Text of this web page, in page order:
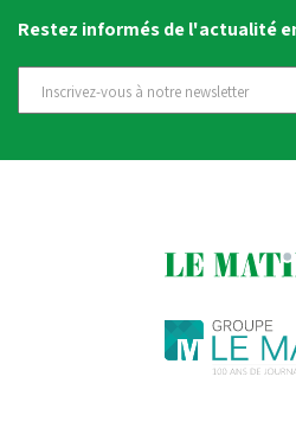
Restez informés de l'actualité